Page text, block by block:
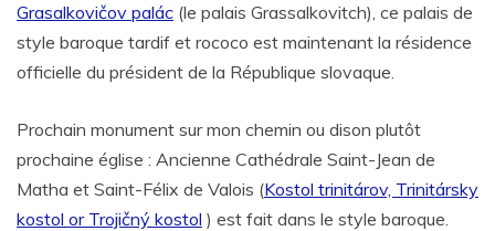
Grasalkovičov palác (le palais Grassalkovitch), ce palais de
style baroque tardif et rococo est maintenant la résidence
officielle du président de la République slovaque.
Prochain monument sur mon chemin ou dison plutôt
prochaine église : Ancienne Cathédrale Saint-Jean de
Matha et Saint-Félix de Valois (Kostol trinitárov, Trinitársky
kostol or Trojičný kostol ) est fait dans le style baroque.